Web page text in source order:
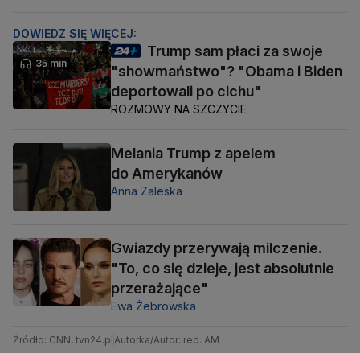
DOWIEDZ SIĘ WIĘCEJ:
35 min
Trump sam płaci za swoje
"showmaństwo"? "Obama i Biden
deportowali po cichu"
ROZMOWY NA SZCZYCIE
Melania Trump z apelem
do Amerykanów
Anna Zaleska
Gwiazdy przerywają milczenie.
"To, co się dzieje, jest absolutnie
przerażające"
Ewa Żebrowska
Źródło: CNN, tvn24.pl Autorka/Autor: red. AM